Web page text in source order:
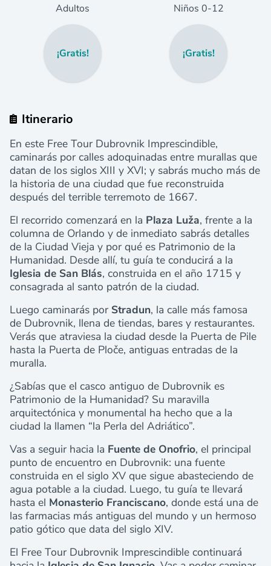
Adultos
¡Gratis!
Niños 0-12
¡Gratis!
Itinerario
En este Free Tour Dubrovnik Imprescindible,
caminarás por calles adoquinadas entre murallas que
datan de los siglos XIII y XVI; y sabrás mucho más de
la historia de una ciudad que fue reconstruida
después del terrible terremoto de 1667.
El recorrido comenzará en la Plaza Luža, frente a la
columna de Orlando y de inmediato sabrás detalles
de la Ciudad Vieja y por qué es Patrimonio de la
Humanidad. Desde allí, tu guía te conducirá a la
Iglesia de San Blás, construida en el año 1715 y
consagrada al santo patrón de la ciudad.
Luego caminarás por Stradun, la calle más famosa
de Dubrovnik, llena de tiendas, bares y restaurantes.
Verás que atraviesa la ciudad desde la Puerta de Pile
hasta la Puerta de Ploče, antiguas entradas de la
muralla.
¿Sabías que el casco antiguo de Dubrovnik es
Patrimonio de la Humanidad? Su maravilla
arquitectónica y monumental ha hecho que a la
ciudad la llamen “la Perla del Adriático”.
Vas a seguir hacia la Fuente de Onofrio, el principal
punto de encuentro en Dubrovnik: una fuente
construida en el siglo XV que sigue abasteciendo de
agua potable a la ciudad. Luego, tu guía te llevará
hasta el Monasterio Franciscano, donde está una de
las farmacias más antiguas del mundo y un hermoso
patio gótico que data del siglo XIV.
El Free Tour Dubrovnik Imprescindible continuará